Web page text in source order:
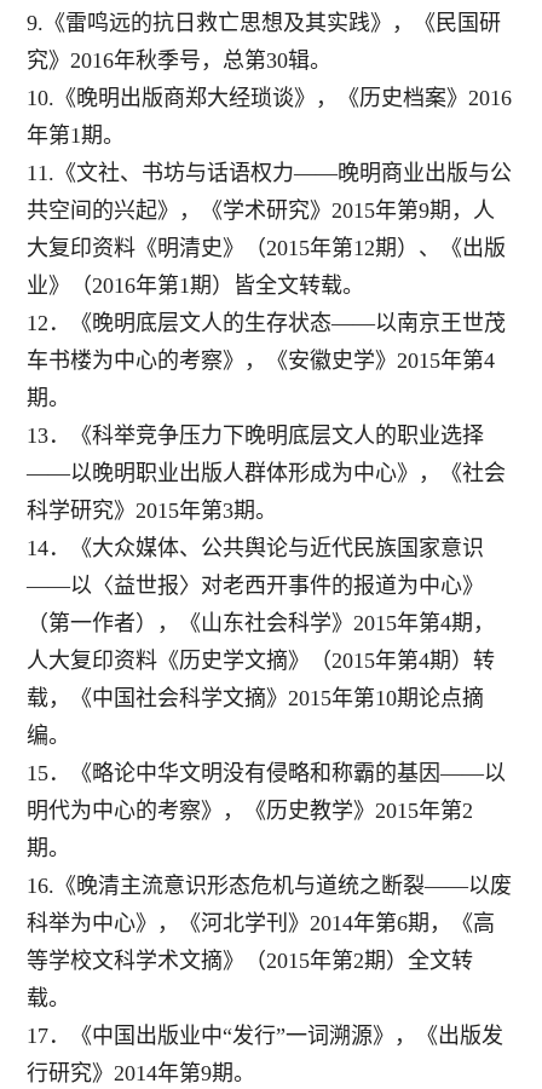
9.《雷鸣远的抗日救亡思想及其实践》，《民国研
究》2016年秋季号，总第30辑。
10.《晚明出版商郑大经琐谈》，《历史档案》2016
年第1期。
11.《文社、书坊与话语权力——晚明商业出版与公
共空间的兴起》，《学术研究》2015年第9期，人
大复印资料《明清史》（2015年第12期）、《出版
业》（2016年第1期）皆全文转载。
12．《晚明底层文人的生存状态——以南京王世茂
车书楼为中心的考察》，《安徽史学》2015年第4
期。
13．《科举竞争压力下晚明底层文人的职业选择
——以晚明职业出版人群体形成为中心》，《社会
科学研究》2015年第3期。
14．《大众媒体、公共舆论与近代民族国家意识
——以〈益世报〉对老西开事件的报道为中心》
（第一作者），《山东社会科学》2015年第4期，
人大复印资料《历史学文摘》（2015年第4期）转
载，《中国社会科学文摘》2015年第10期论点摘
编。
15．《略论中华文明没有侵略和称霸的基因——以
明代为中心的考察》，《历史教学》2015年第2
期。
16.《晚清主流意识形态危机与道统之断裂——以废
科举为中心》，《河北学刊》2014年第6期，《高
等学校文科学术文摘》（2015年第2期）全文转
载。
17．《中国出版业中“发行”一词溯源》，《出版发
行研究》2014年第9期。